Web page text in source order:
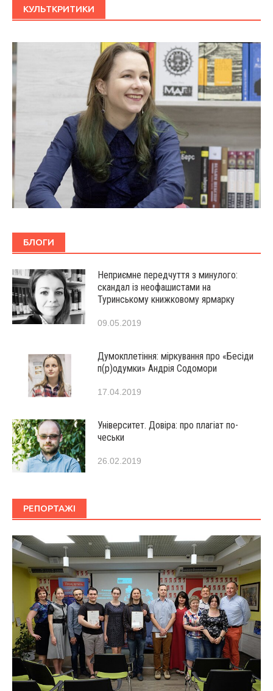
КУЛЬТКРИТИКИ
БЛОГИ
Неприємне передчуття з минулого:
скандал із неофашистами на
Туринському книжковому ярмарку
09.05.2019
Думокплетіння: міркування про «Бесіди
п(р)одумки» Андрія Содомори
17.04.2019
Університет. Довіра: про плагіат по-
чеськи
26.02.2019
РЕПОРТАЖІ